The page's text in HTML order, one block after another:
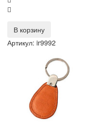
В корзину
Артикул: ir9992